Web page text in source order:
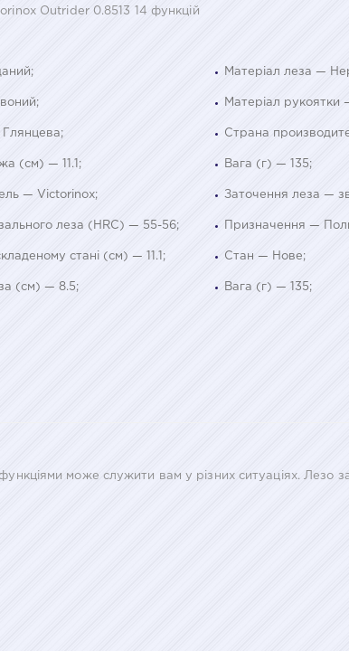
Outrider 0.8513 14 функцій
Матеріал леза —
Матеріал рукоятки
Страна
(см) — 11.1; Вага (г) — 135;
— Victorinox; Заточення леза —
леза (HRC) — 55-56; Призначення —
стані (см) — 11.1; Стан — Нове;
(см) — 8.5; Вага (г) — 135;
може служити вам у різних ситуаціях. Лезо